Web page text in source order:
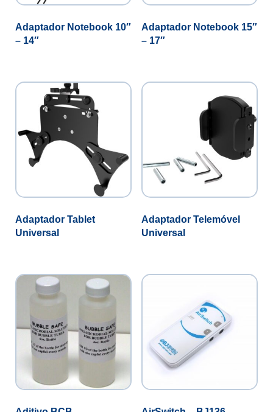
Adaptador Notebook 10″
– 14″
Adaptador Notebook 15″
– 17″
Adaptador Tablet
Universal
Adaptador Telemóvel
Universal